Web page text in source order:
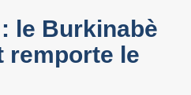
le Burkinabè
remporte le